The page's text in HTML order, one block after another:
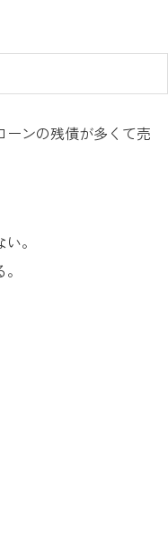
ーンの残債が多くて売
。